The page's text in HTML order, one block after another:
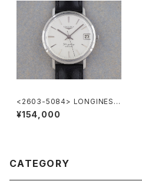
<2603-5084> LONGINES F
lagShip Cal.345
¥154,000
CATEGORY